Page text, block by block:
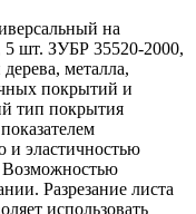
на
шт. ЗУБР 35520-2000,
металла,
покрытий и
тип покрытия
и эластичностью
Возможностью
Разрезание листа
использовать